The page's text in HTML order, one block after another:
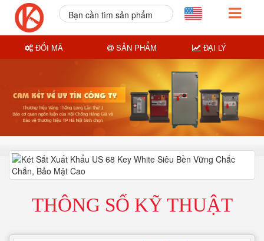
THÔNG SỐ KỸ THUẬT
Bạn cần tìm sản phẩm
ĐỔI MÃ SẢN PHẨM ĐẠI LÝ